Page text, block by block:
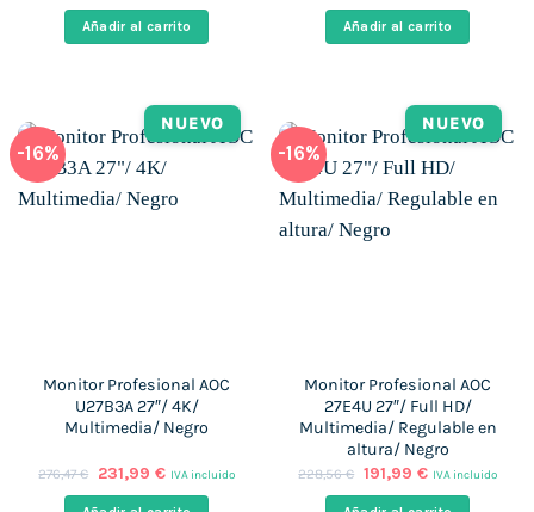
original
era:
actual
es:
Añadir al carrito
original
era:
actual
es:
Añadir al carrito
-16%
NUEVO
Monitor Profesional AOC
U27B3A 27″/ 4K/
Multimedia/ Negro
276,47€
El
original
231,99 €El
actual
IVA incluido
-16%
NUEVO
Monitor Profesional AOC
27E4U 27″/ Full HD/
Multimedia/ Regulable en
altura/ Negro
228,56€ El
original
191,99 €El
actual
IVA incluido